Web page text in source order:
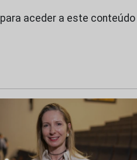
para aceder a este conteúdo